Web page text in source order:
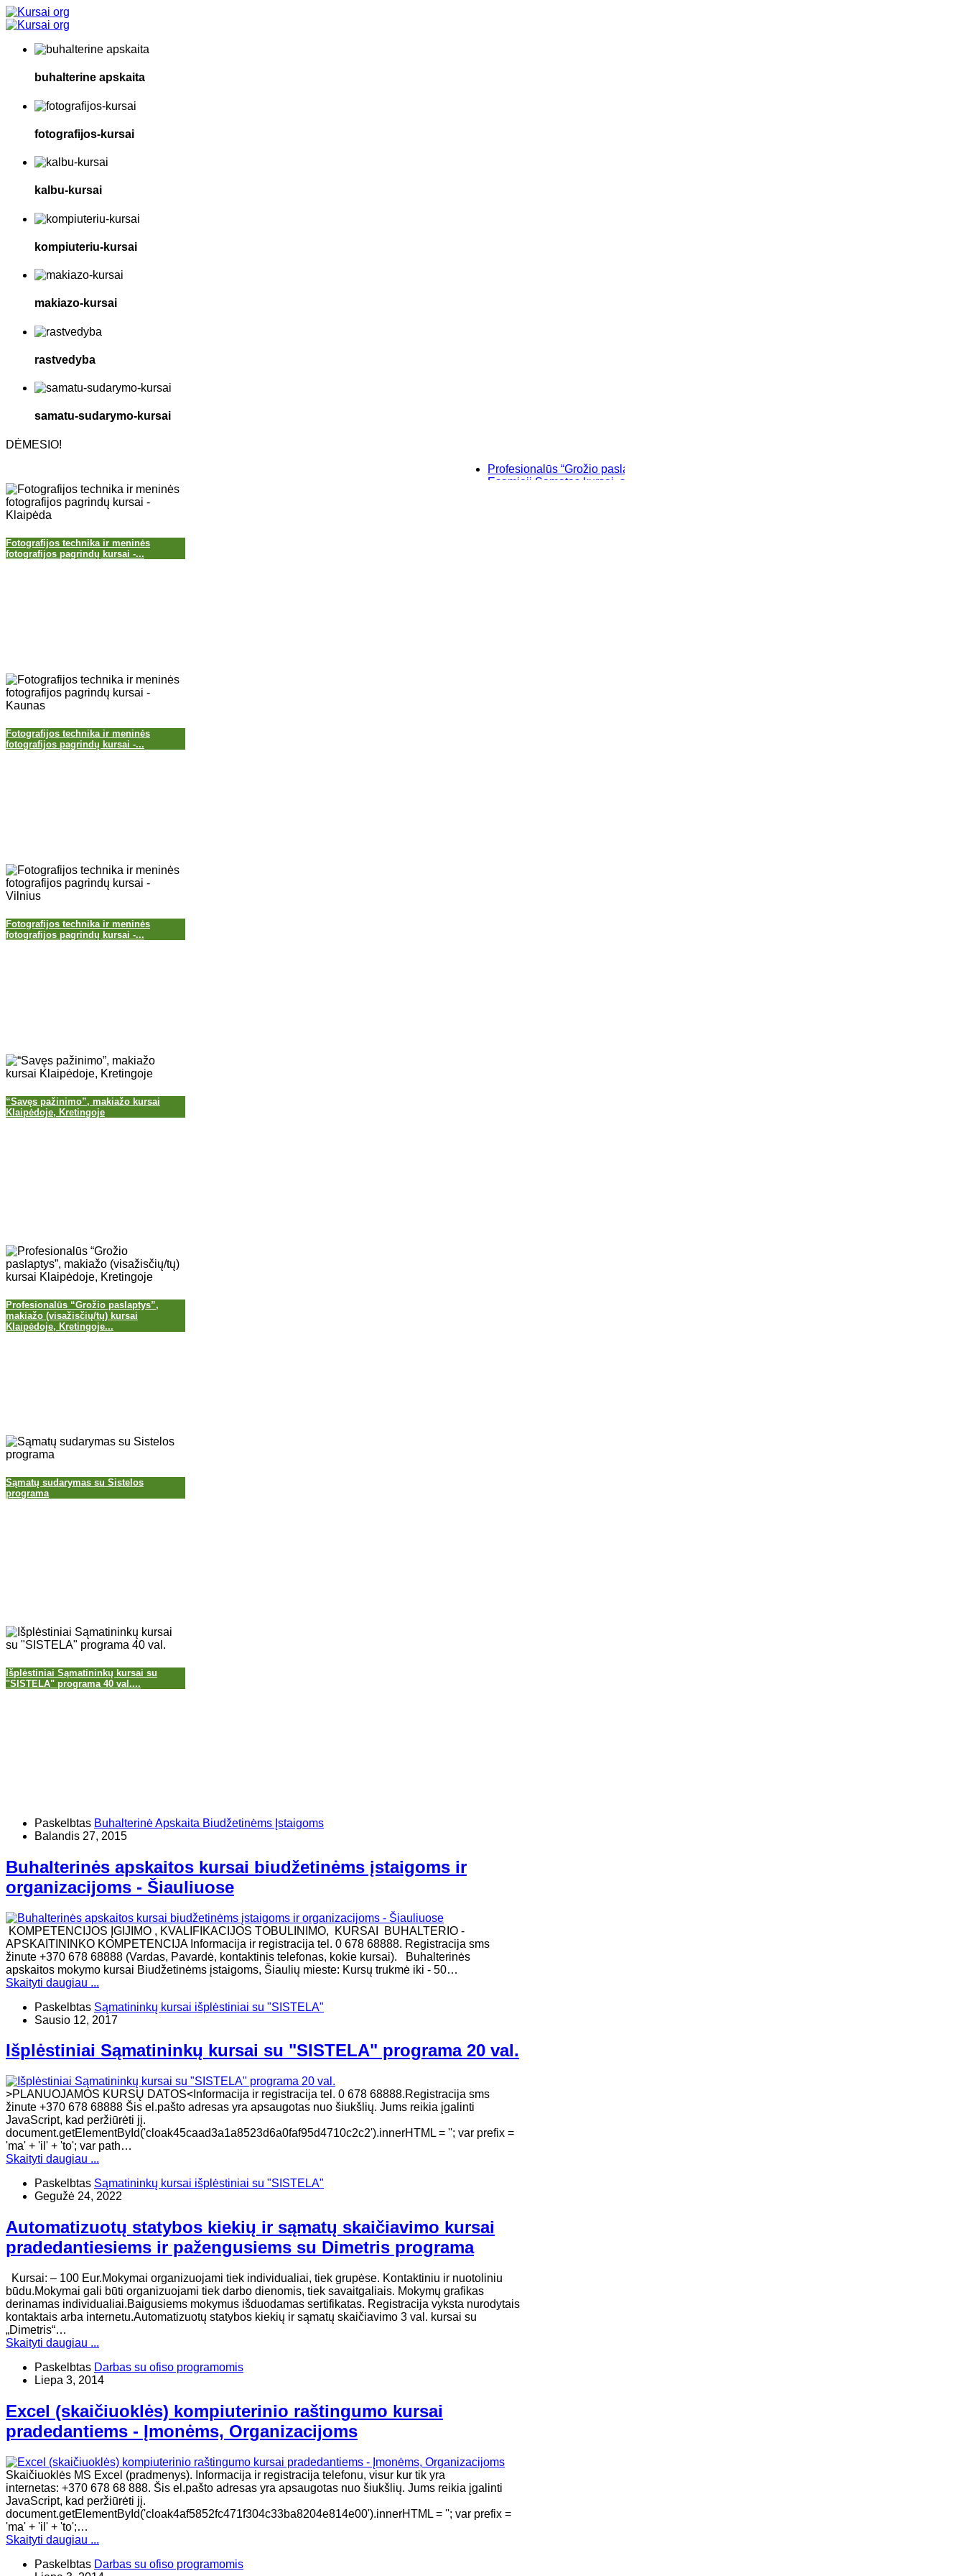
buhalterine apskaita
fotografijos-kursai
kalbu-kursai
kompiuteriu-kursai
makiazo-kursai
rastvedyba
samatu-sudarymo-kursai
DĖMESIO!
Profesionalūs “Grožio paslaptys”, makiažo (visažisčių/tų) kursai Klaipėdoje, Kretingoje
Esamieji Sąmatos kursai, su "SISTELA" programa 12 val.
Fotografijos technika ir meninės
fotografijos pagrindų kursai -...
Fotografijos technika ir meninės
fotografijos pagrindų kursai -...
Fotografijos technika ir meninės
fotografijos pagrindų kursai -...
“Savęs pažinimo”, makiažo kursai
Klaipėdoje, Kretingoje
Profesionalūs “Grožio paslaptys”,
makiažo (visažisčių/tų) kursai
Klaipėdoje, Kretingoje...
Sąmatų sudarymas su Sistelos
programa
Išplėstiniai Sąmatininkų kursai su
"SISTELA" programa 40 val....
Paskelbtas Buhalterinė Apskaita Biudžetinėms Įstaigoms
Balandis 27, 2015
Buhalterinės apskaitos kursai biudžetinėms įstaigoms ir
organizacijoms - Šiauliuose
KOMPETENCIJOS ĮGIJIMO , KVALIFIKACIJOS TOBULINIMO, KURSAI BUHALTERIO -
APSKAITININKO KOMPETENCIJA Informacija ir registracija tel. 0 678 68888. Registracija sms
žinute +370 678 68888 (Vardas, Pavardė, kontaktinis telefonas, kokie kursai). Buhalterinės
apskaitos mokymo kursai Biudžetinėms įstaigoms, Šiaulių mieste: Kursų trukmė iki - 50…
Skaityti daugiau ...
Paskelbtas Sąmatininkų kursai išplėstiniai su "SISTELA"
Sausio 12, 2017
Išplėstiniai Sąmatininkų kursai su "SISTELA" programa 20 val.
>PLANUOJAMOS KURSŲ DATOS<Informacija ir registracija tel. 0 678 68888.Registracija sms
žinute +370 678 68888 Šis el.pašto adresas yra apsaugotas nuo šiukšlių. Jums reikia įgalinti
JavaScript, kad peržiūrėti jį.
document.getElementById('cloak45caad3a1a8523d6a0faf95d4710c2c2').innerHTML = ''; var prefix =
'ma' + 'il' + 'to'; var path…
Skaityti daugiau ...
Paskelbtas Sąmatininkų kursai išplėstiniai su "SISTELA"
Gegužė 24, 2022
Automatizuotų statybos kiekių ir sąmatų skaičiavimo kursai
pradedantiesiems ir pažengusiems su Dimetris programa
Kursai: – 100 Eur.Mokymai organizuojami tiek individualiai, tiek grupėse. Kontaktiniu ir nuotoliniu
būdu.Mokymai gali būti organizuojami tiek darbo dienomis, tiek savaitgaliais. Mokymų grafikas
derinamas individualiai.Baigusiems mokymus išduodamas sertifikatas. Registracija vyksta nurodytais
kontaktais arba internetu.Automatizuotų statybos kiekių ir sąmatų skaičiavimo 3 val. kursai su
„Dimetris“…
Skaityti daugiau ...
Paskelbtas Darbas su ofiso programomis
Liepa 3, 2014
Excel (skaičiuoklės) kompiuterinio raštingumo kursai
pradedantiems - Įmonėms, Organizacijoms
Skaičiuoklės MS Excel (pradmenys). Informacija ir registracija telefonu, visur kur tik yra
internetas: +370 678 68 888. Šis el.pašto adresas yra apsaugotas nuo šiukšlių. Jums reikia įgalinti
JavaScript, kad peržiūrėti jį.
document.getElementById('cloak4af5852fc471f304c33ba8204e814e00').innerHTML = ''; var prefix =
'ma' + 'il' + 'to';…
Skaityti daugiau ...
Paskelbtas Darbas su ofiso programomis